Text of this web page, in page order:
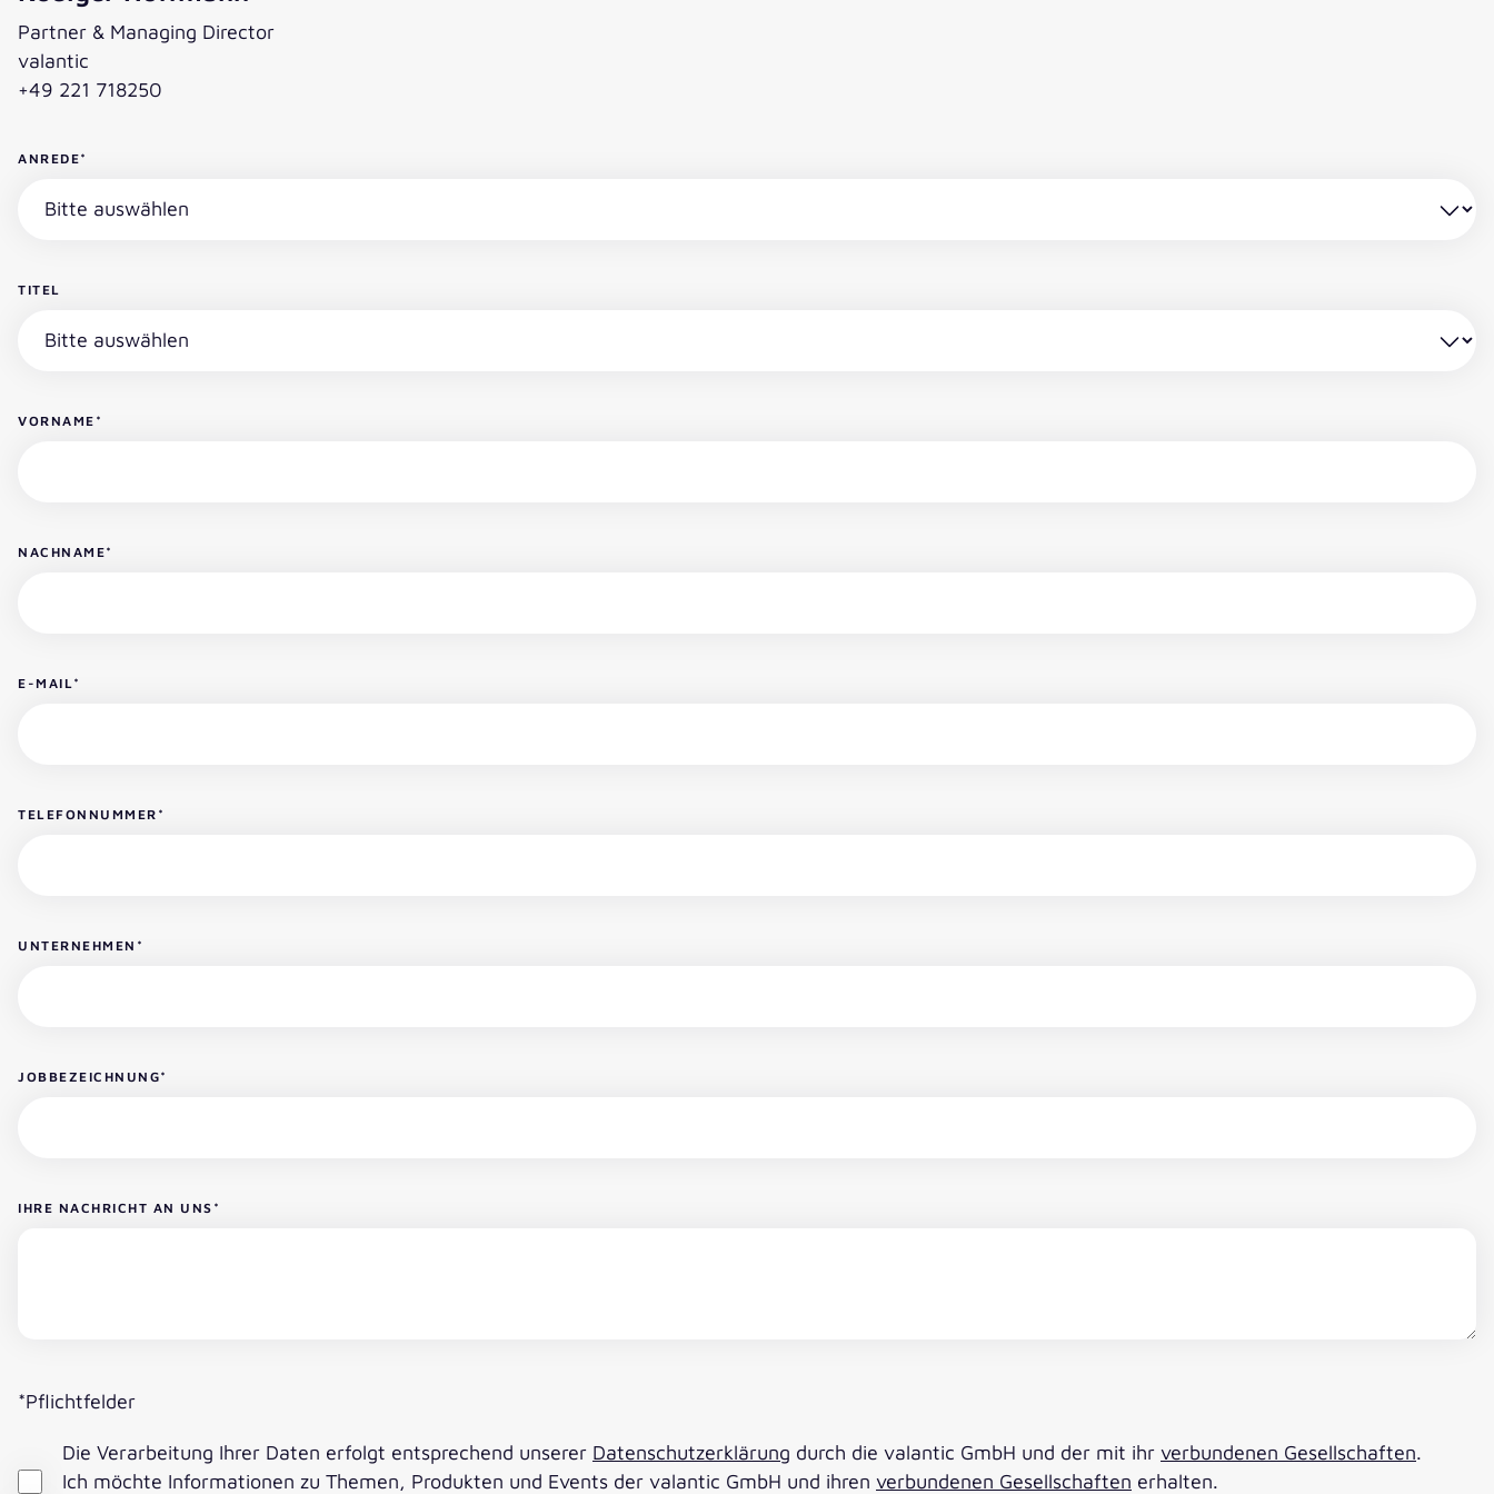
Partner & Managing Director
valantic
+49 221 718250
ANREDE*
TITEL
VORNAME *
NACHNAME*
E-MAIL*
TELEFONNUMMER *
UNTERNEHMEN *
JOBBEZEICHNUNG*
IHRE NACHRICHT AN UNS *
*Pflichtfelder
Die Verarbeitung Ihrer Daten erfolgt entsprechend unserer Datenschutzerklärung durch die valantic GmbH und der mit ihr verbundenen Gesellschaften.
Ich möchte Informationen zu Themen, Produkten und Events der valantic GmbH und ihren verbundenen Gesellschaften erhalten.